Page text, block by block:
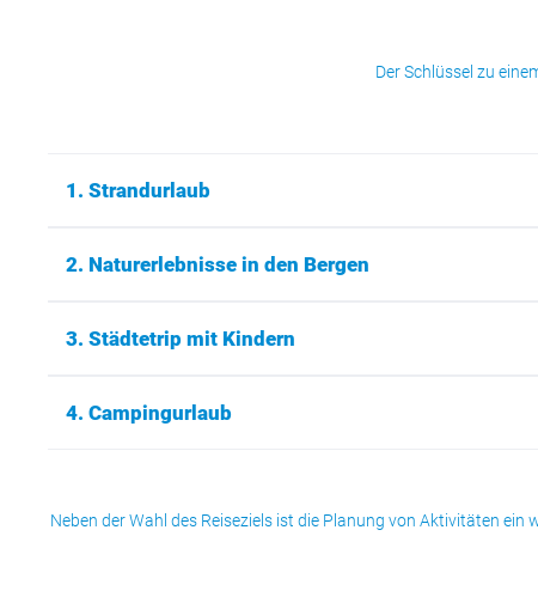
Der Schlüssel zu
1. Strandurlaub
2. Naturerlebnisse in den Bergen
3. Städtetrip mit Kindern
4. Campingurlaub
Neben der Wahl des Reiseziels ist die Planung von Aktivitäten